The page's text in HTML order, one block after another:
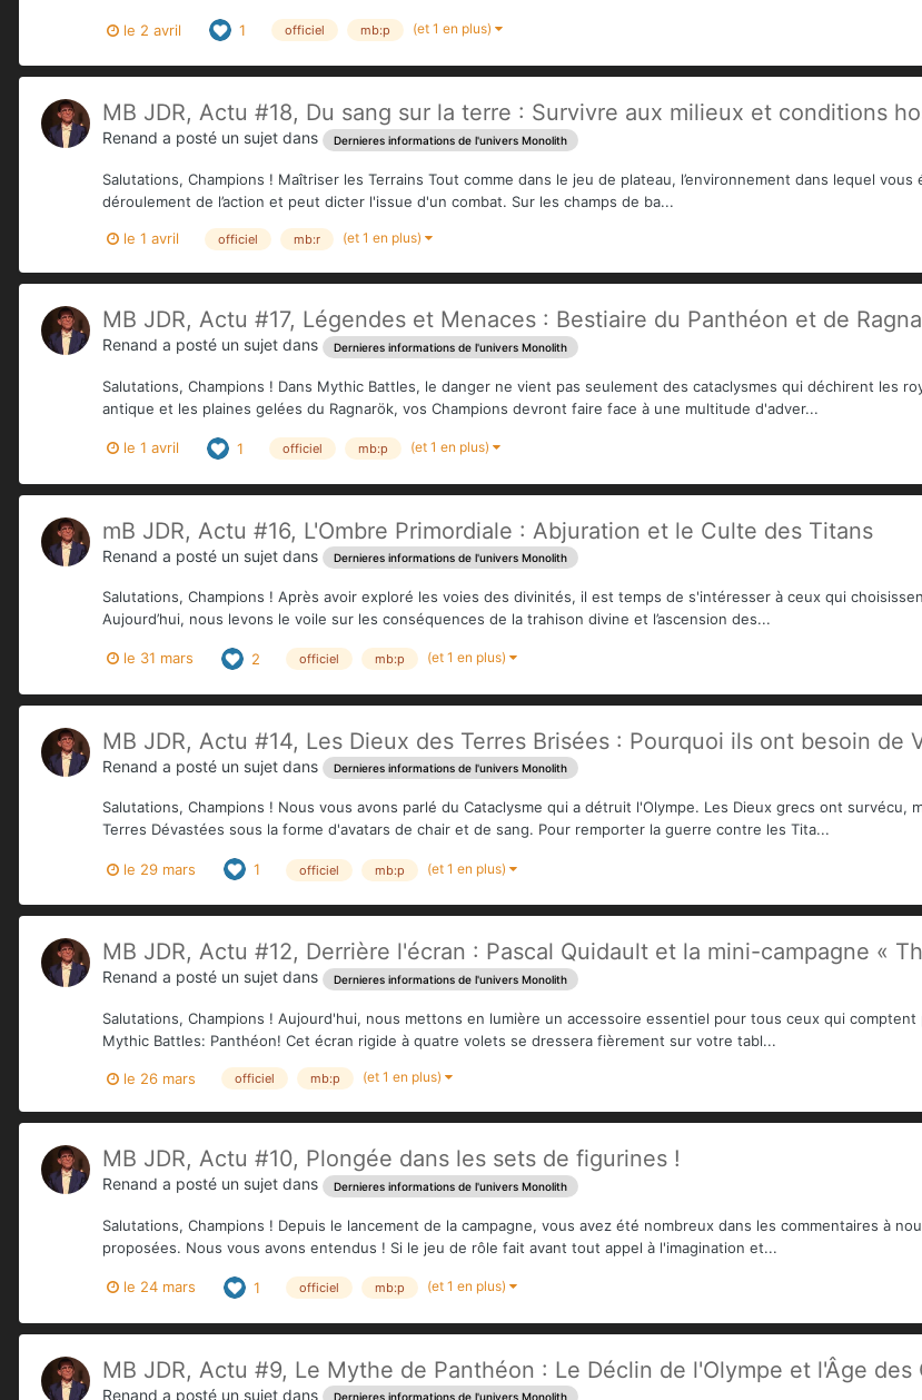
le 2 avril 1 officiel mb:p (et 1 en plus)
MB JDR, Actu #18, Du sang sur la terre : Survivre aux milieux et conditions
Renand a posté un sujet dans Dernieres informations de l'univers Monolith
Salutations, Champions ! Maîtriser les Terrains Tout comme dans le jeu de plateau, l’environnement dans lequel
déroulement de l’action et peut dicter l'issue d'un combat. Sur les champs de ba...
le 1 avril officiel mb:r (et 1 en plus)
MB JDR, Actu #17, Légendes et Menaces : Bestiaire du Panthéon et de
Renand a posté un sujet dans Dernieres informations de l'univers Monolith
Salutations, Champions ! Dans Mythic Battles, le danger ne vient pas seulement des cataclysmes qui déchirent les
antique et les plaines gelées du Ragnarök, vos Champions devront faire face à une multitude d'adver...
le 1 avril 1 officiel mb:p (et 1 en plus)
mB JDR, Actu #16, L'Ombre Primordiale : Abjuration et le Culte des Titans
Renand a posté un sujet dans Dernieres informations de l'univers Monolith
Salutations, Champions ! Après avoir exploré les voies des divinités, il est temps de s'intéresser à ceux qui
Aujourd’hui, nous levons le voile sur les conséquences de la trahison divine et l’ascension des...
le 31 mars 2 officiel mb:p (et 1 en plus)
MB JDR, Actu #14, Les Dieux des Terres Brisées : Pourquoi ils ont besoin de
Renand a posté un sujet dans Dernieres informations de l'univers Monolith
Salutations, Champions ! Nous vous avons parlé du Cataclysme qui a détruit l'Olympe. Les Dieux grecs ont
Terres Dévastées sous la forme d'avatars de chair et de sang. Pour remporter la guerre contre les Tita...
le 29 mars 1 officiel mb:p (et 1 en plus)
MB JDR, Actu #12, Derrière l'écran : Pascal Quidault et la mini-campagne «
Renand a posté un sujet dans Dernieres informations de l'univers Monolith
Salutations, Champions ! Aujourd'hui, nous mettons en lumière un accessoire essentiel pour tous ceux qui
Mythic Battles: Panthéon! Cet écran rigide à quatre volets se dressera fièrement sur votre tabl...
le 26 mars officiel mb:p (et 1 en plus)
MB JDR, Actu #10, Plongée dans les sets de figurines !
Renand a posté un sujet dans Dernieres informations de l'univers Monolith
Salutations, Champions ! Depuis le lancement de la campagne, vous avez été nombreux dans les commentaires à
proposées. Nous vous avons entendus ! Si le jeu de rôle fait avant tout appel à l'imagination et...
le 24 mars 1 officiel mb:p (et 1 en plus)
MB JDR, Actu #9, Le Mythe de Panthéon : Le Déclin de l'Olympe et l'Âge des
Renand a posté un sujet dans Dernieres informations de l'univers Monolith